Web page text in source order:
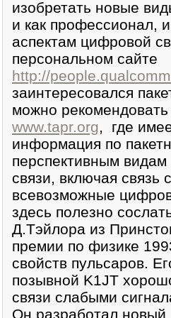
изобретать новые
и как профессионал,
аспектам цифровой
персональном сайте
http://
заинтересовался
можно
www.tapr.org, где
информация по
перспективным
связи, включая
всевозможные
здесь полезно
Д.Тэйлора из
премии по физике
свойств пульсаров.
позывной K1JT
связи слабыми
Он разработал новый